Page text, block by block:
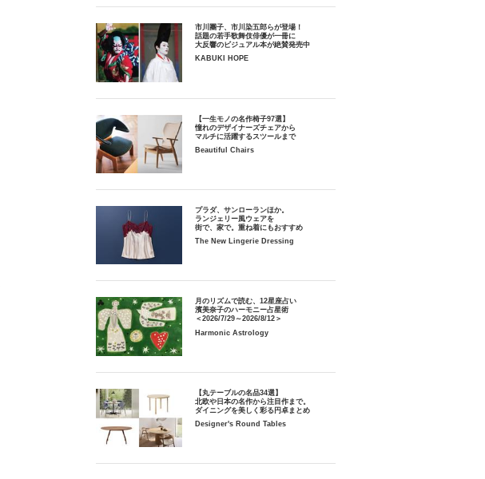
市川團子、市川染五郎らが登場！
話題の若手歌舞伎俳優が一冊に
大反響のビジュアル本が絶賛発売中
KABUKI HOPE
【一生モノの名作椅子97選】
憧れのデザイナーズチェアから
マルチに活躍するスツールまで
Beautiful Chairs
プラダ、サンローランほか。
ランジェリー風ウェアを
街で、家で。重ね着にもおすすめ
The New Lingerie Dressing
月のリズムで読む、12星座占い
濱美奈子のハーモニー占星術
＜2026/7/29～2026/8/12＞
Harmonic Astrology
【丸テーブルの名品34選】
北欧や日本の名作から注目作まで。
ダイニングを美しく彩る円卓まとめ
Designer's Round Tables